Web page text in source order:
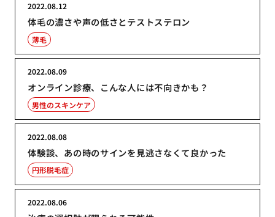
体毛の濃さや声の低さとテストステロン
2022.08.12
薄毛
オンライン診療、こんな人には不向きかも？
2022.08.09
男性のスキンケア
体験談、あの時のサインを見逃さなくて良かった
2022.08.08
円形脱毛症
2022.08.06